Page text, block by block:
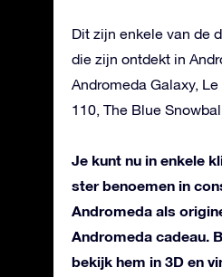
Dit zijn enkele van de
die zijn ontdekt in
Andromeda Galaxy,
110, The Blue
Je kunt nu in enkele
ster benoemen in
Andromeda als
Andromeda cadeau.
bekijk hem in 3D en